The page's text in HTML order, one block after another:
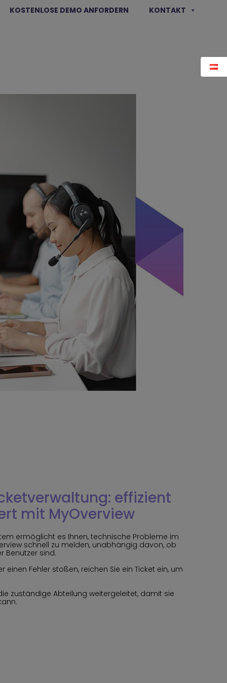
KOSTENLOSE DEMO ANFORDERN
KONTAKT
effizient
mit MyOverview
ermöglicht es Ihnen, technische Probleme im
schnell zu melden, unabhängig davon, ob
Benutzer sind.
einen Fehler stoßen, reichen Sie ein Ticket ein, um
zuständige Abteilung weitergeleitet, damit sie